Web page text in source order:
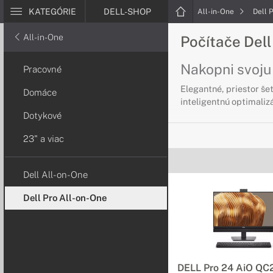
KATEGÓRIE DELL-SHOP All-in-One Dell
All-in-One
Pracovné
Domáce
Dotykové
23" a viac
Dell All-on-One
Dell Pro All-on-One
Počítače
Nakopni
Elegantné, priestor
inteligentnú
DELL Pro 24 AiO